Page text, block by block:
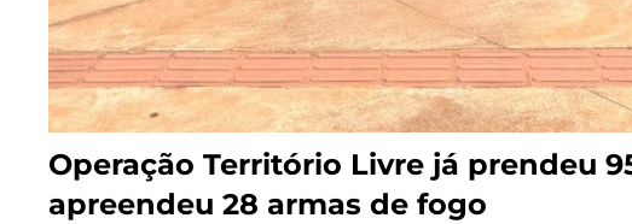
Operação Território Livre já prendeu
apreendeu 28 armas de fogo